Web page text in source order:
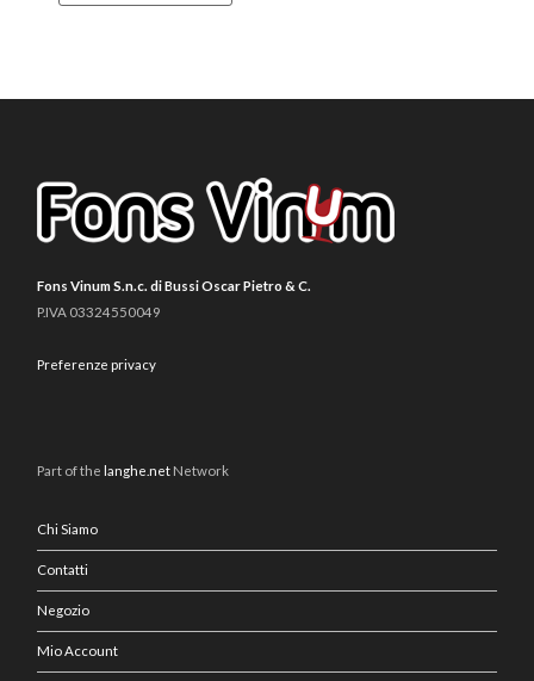
Fons Vinum S.n.c. di Bussi Oscar Pietro & C.
P.IVA 03324550049
Preferenze privacy
Part of thelanghe.net Network
Chi Siamo
Contatti
Negozio
Mio Account